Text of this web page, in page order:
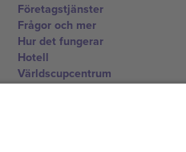
Företagstjänster
Frågor och mer
Hur det fungerar
Hotell
Världscupcentrum